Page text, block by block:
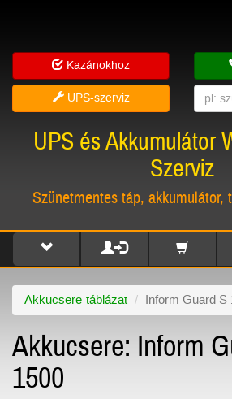
Kazánokhoz
UPS-szerviz
UPS és Akkumulátor
Szerviz
Szünetmentes táp, akkumulátor,
Akkucsere-táblázat Inform Guard S
Akkucsere: Inform
1500